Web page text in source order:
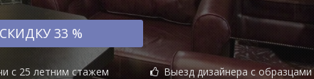
33 %
с 25 летним стажем Выезд дизайнера с